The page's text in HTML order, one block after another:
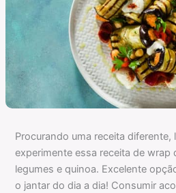
Procurando uma receita diferente,
experimente essa receita de wrap
legumes e quinoa. Excelente
o jantar do dia a dia! Consumir